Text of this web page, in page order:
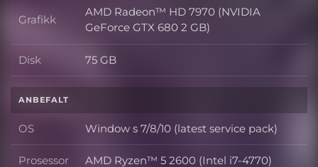
Grafikk Grafikk
AMD Radeon™ HD 7970 (NVIDIA
GeForce GTX 680 2 GB)
Disk Disk
75 GB
ANBEFALT
OS OS
Window s 7/8/10 (latest service pack)
Prosessor AMD Ryzen™ 5 2600 (Intel i7-4770)